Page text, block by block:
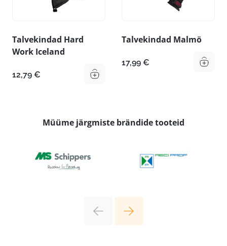
Talvekindad Hard
Work Iceland
12,79 €
Talvekindad Malmö
17,99 €
Müüme järgmiste brändide tooteid